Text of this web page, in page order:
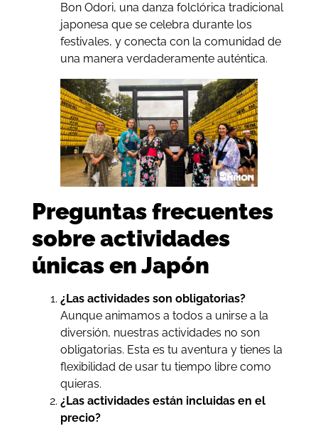
Bon Odori, una danza folclórica tradicional
japonesa que se celebra durante los
festivales, y conecta con la comunidad de
una manera verdaderamente auténtica.
Preguntas frecuentes
sobre actividades
únicas en Japón
¿Las actividades son obligatorias?
Aunque animamos a todos a unirse a la
diversión, nuestras actividades no son
obligatorias. Esta es tu aventura y tienes la
flexibilidad de usar tu tiempo libre como
quieras.
¿Las actividades están incluidas en el
precio?